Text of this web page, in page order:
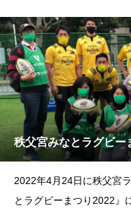
秩父宮みなとラグビー
2022年4月24日に秩父宮
とラグビーまつり2022』